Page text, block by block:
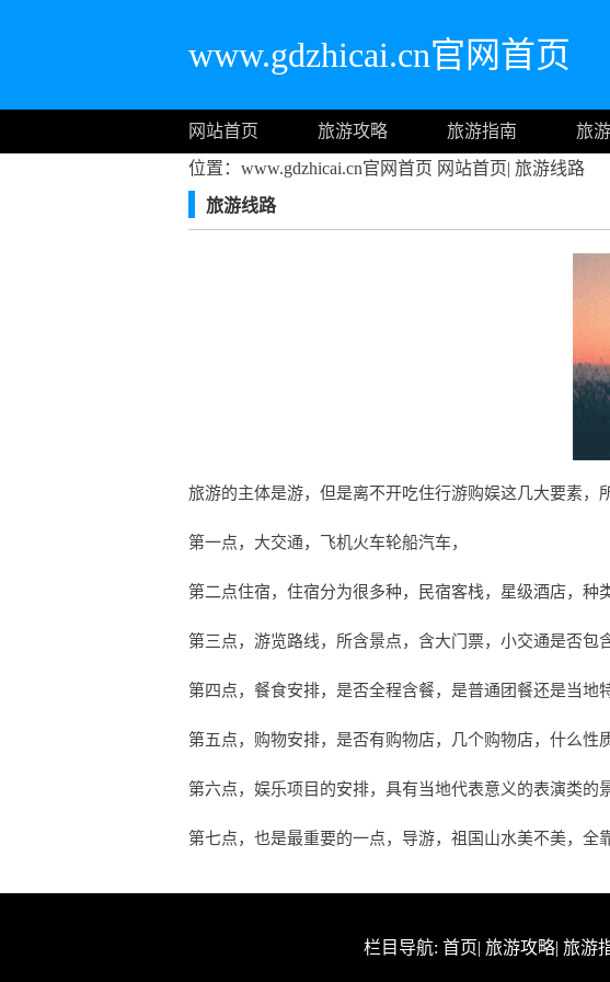
www.gdzhicai.cn官网首页
网站首页 旅游攻略 旅游指南 旅
位置：www.gdzhicai.cn官网首页 网站首页| 旅游线路
旅游线路
旅游的主体是游，但是离不开吃住行游购娱这几大要素，
第一点，大交通，飞机火车轮船汽车，
第二点住宿，住宿分为很多种，民宿客栈，星级酒店，种
第三点，游览路线，所含景点，含大门票，小交通是否包含
第四点，餐食安排，是否全程含餐，是普通团餐还是当地
第五点，购物安排，是否有购物店，几个购物店，什么性
第六点，娱乐项目的安排，具有当地代表意义的表演类的
第七点，也是最重要的一点，导游，祖国山水美不美，全
栏目导航: 首页| 旅游攻略| 旅游